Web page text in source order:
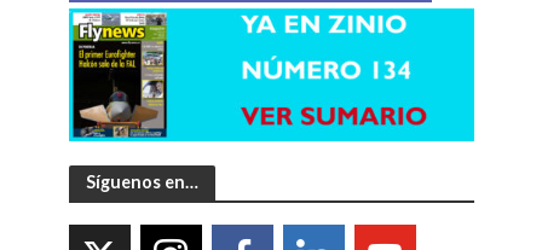
Síguenos en…